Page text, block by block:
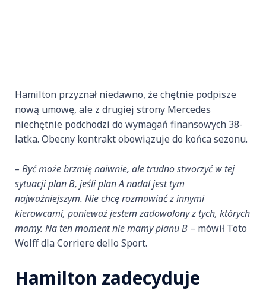
Hamilton przyznał niedawno, że chętnie podpisze
nową umowę, ale z drugiej strony Mercedes
niechętnie podchodzi do wymagań finansowych 38-
latka. Obecny kontrakt obowiązuje do końca sezonu.
– Być może brzmię naiwnie, ale trudno stworzyć w tej
sytuacji plan B, jeśli plan A nadal jest tym
najważniejszym. Nie chcę rozmawiać z innymi
kierowcami, ponieważ jestem zadowolony z tych, których
mamy. Na ten moment nie mamy planu B – mówił Toto
Wolff dla Corriere dello Sport.
Hamilton zadecyduje